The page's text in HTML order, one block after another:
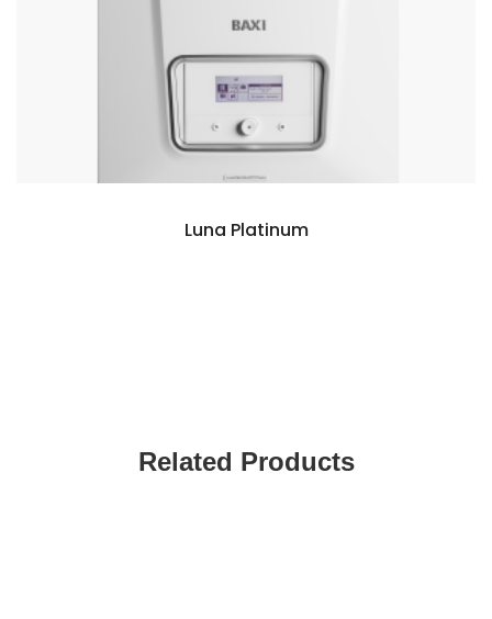
Luna Platinum
Related Products